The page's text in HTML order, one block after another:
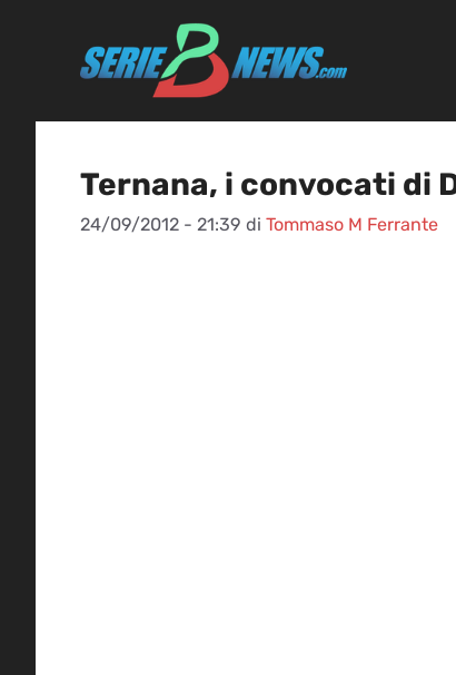
Ternana, i convocati di
24/09/2012 - 21:39 di Tommaso M Ferrante